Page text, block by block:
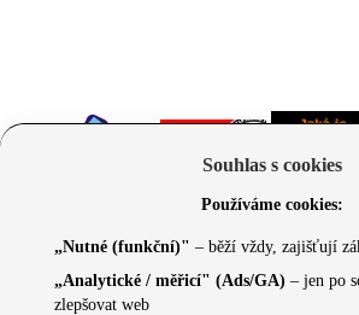
Souhlas s cookies
Používáme cookies:
„Nutné (funkční)" – běží vždy, zajišťují
„Analytické / měřicí" (Ads/GA) – jen po
zlepšovat web